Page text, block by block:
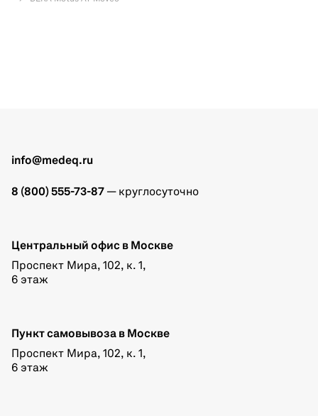
info@medeq.ru
8 (800) 555-73-87 — круглосуточно
Центральный офис в Москве
Проспект Мира, 102, к. 1,
6 этаж
Пункт самовывоза в Москве
Проспект Мира, 102, к. 1,
6 этаж